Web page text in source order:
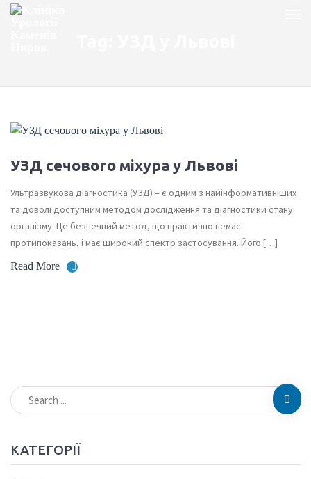
УЗД сечового міхура у Львові
Ультразвукова діагностика (УЗД) – є одним з найінформативніших
та доволі доступним методом дослідження та діагностики стану
організму. Це безпечний метод, що практично немає
протипоказань, і має широкий спектр застосування. Його […]
Read More
КАТЕГОРІЇ